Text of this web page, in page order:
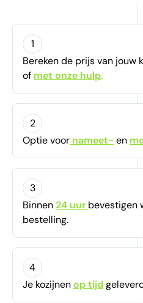
1
Bereken de prijs van jouw
of met onze hulp.
2
Optie voor nameet- en
3
Binnen24 uur bevestigen
bestelling.
4
Je kozijnenop tijd